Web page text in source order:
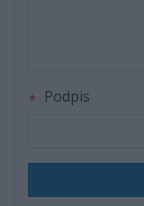
Podpis